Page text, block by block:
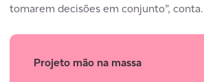
tomarem decisões em conjunto”, conta.
Projeto mão na massa